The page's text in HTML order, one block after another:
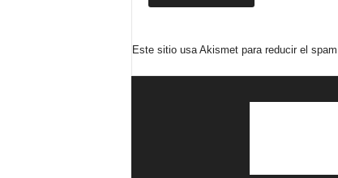
Este sitio usa Akismet para reducir el